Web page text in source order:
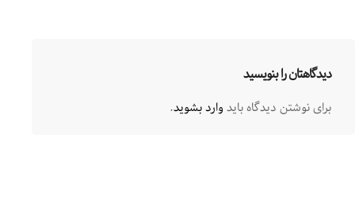
دیدگاهتان را بنویسید
برای نوشتن دیدگاه بایدوارد بشوید.